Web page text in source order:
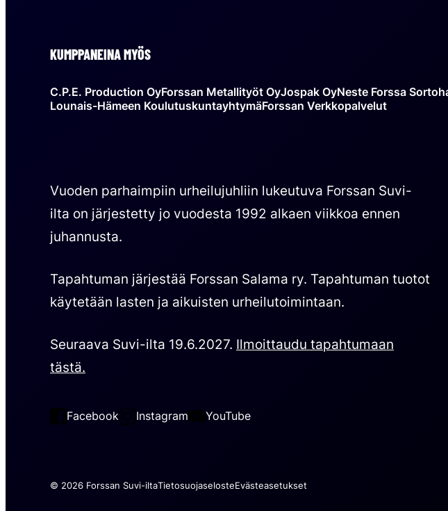
KUMPPANEINA MYÖS
C.P.E. Production OyForssan Metallityöt OyJospak OyNeste Forssa
Lounais-Hämeen KoulutuskuntayhtymäForssan Verkkopalvelut
Vuoden parhaimpiin urheilujuhliin lukeutuva Forssan Suvi-
ilta on järjestetty jo vuodesta 1992 alkaen viikkoa ennen
juhannusta.
Tapahtuman järjestää Forssan Salama ry. Tapahtuman tuotot
käytetään lasten ja aikuisten urheilutoimintaan.
Seuraava Suvi-ilta 19.6.2027. Ilmoittaudu tapahtumaan
tästä.
Facebook Instagram YouTube
© 2026 Forssan Suvi-iltaTietosuojaselosteEvästeasetukset